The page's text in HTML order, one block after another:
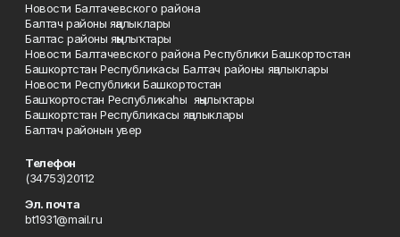
Новости Балтачевского района
Балтач районы яңалыклары
Балтас районы яңылыҡтары
Новости Балтачевского района Республики Башкортостан
Башкортстан Республикасы Балтач районы яңалыклары
Новости Республики Башкортостан
Башҡортостан Республикаһы яңылыҡтары
Башкортстан Республикасы яңалыклары
Балтач районын увер
Телефон
(34753)20112
Эл. почта
bt1931@mail.ru